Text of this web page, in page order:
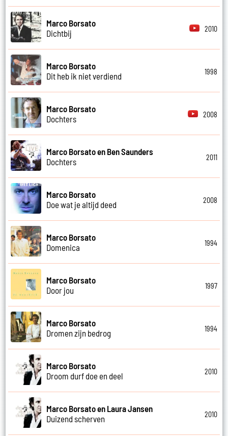
Marco Borsato
Dichtbij
2010
Marco Borsato
Dit heb ik niet verdiend
1998
Marco Borsato
Dochters
2008
Marco Borsato en Ben Saunders
Dochters
2011
Marco Borsato
Doe wat je altijd deed
2008
Marco Borsato
Domenica
1994
Marco Borsato
Door jou
1997
Marco Borsato
Dromen zijn bedrog
1994
Marco Borsato
Droom durf doe en deel
2010
Marco Borsato en Laura Jansen
Duizend scherven
2010